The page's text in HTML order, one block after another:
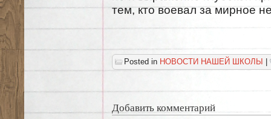
тем, кто воевал за мирное
Posted in НОВОСТИ НАШЕЙ ШКОЛЫ |
Добавить комментарий